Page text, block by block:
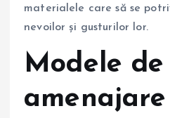
materialele care să se
nevoilor și gusturilor lor.
Modele de